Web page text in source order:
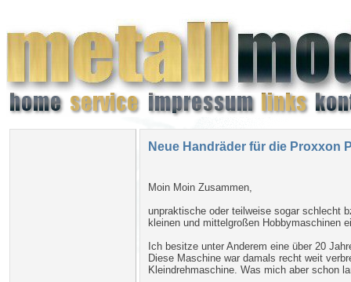
Neue Handräder für die Proxxon
Moin Moin Zusammen,
unpraktische oder teilweise sogar schlecht
kleinen und mittelgroßen Hobbymaschinen
Ich besitze unter Anderem eine über 20
Diese Maschine war damals recht weit
Kleindrehmaschine. Was mich aber schon